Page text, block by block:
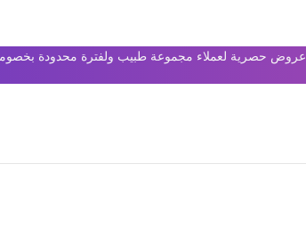
عروض حصرية لعملاء مجموعة طبيب ولفترة محدودة بخصومات